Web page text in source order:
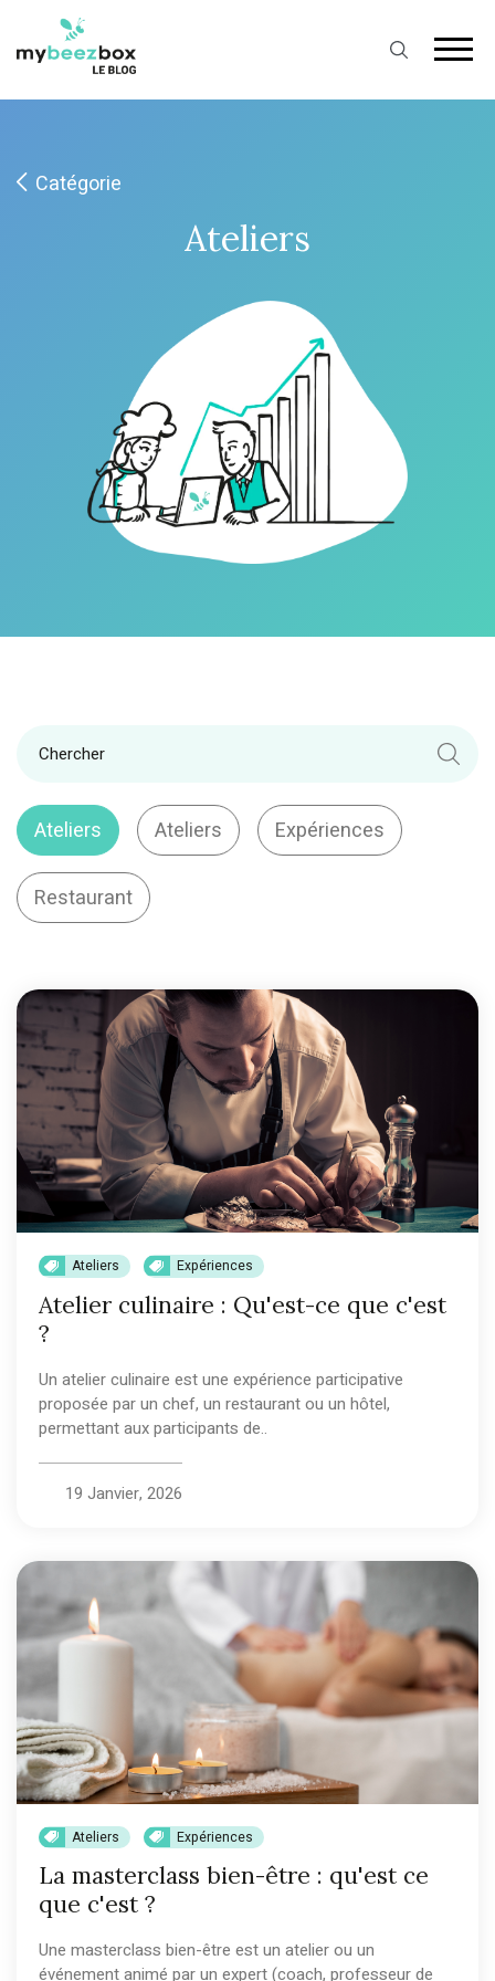
Catégorie
Ateliers
Ateliers Ateliers Expériences
Restaurant
Ateliers Expériences
Atelier culinaire : Qu'est-ce que c'est
?
Un atelier culinaire est une expérience participative
proposée par un chef, un restaurant ou un hôtel,
permettant aux participants de..
19 Janvier, 2026
Ateliers Expériences
La masterclass bien-être : qu'est ce
que c'est ?
Une masterclass bien-être est un atelier ou un
événement animé par un expert (coach, professeur de